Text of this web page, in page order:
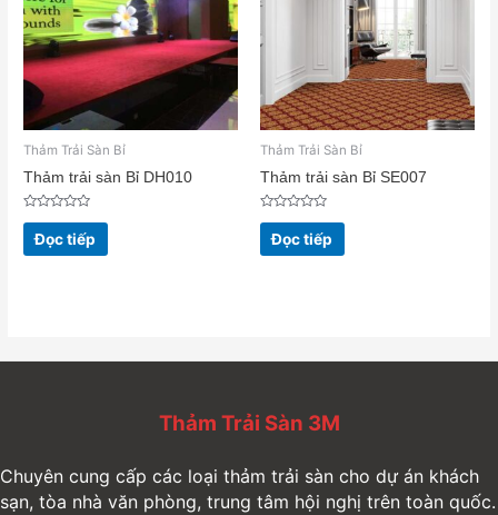
Thảm Trải Sàn Bỉ
Thảm trải sàn Bỉ DH010
Được
xếp
hạng
0
Đọc tiếp
Thảm Trải Sàn Bỉ
Thảm trải sàn Bỉ SE007
Được
xếp
hạng
0
Đọc tiếp
Thảm Trải Sàn 3M
Chuyên cung cấp các loại thảm trải sàn cho dự án khách
sạn, tòa nhà văn phòng, trung tâm hội nghị trên toàn quốc.